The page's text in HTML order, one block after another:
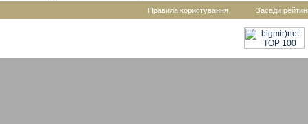
Правила користування Засади